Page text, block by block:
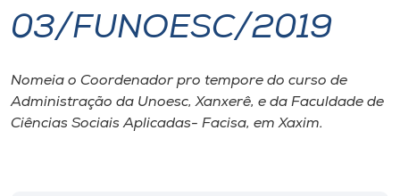
I.nova
Diplomados
03/FUNOESC/2019
Nomeia o Coordenador pro tempore do curso de
Administração da Unoesc, Xanxerê, e da Faculdade de
Ciências Sociais Aplicadas- Facisa, em Xaxim.